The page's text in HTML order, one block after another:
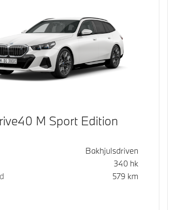
M Sport Edition
Bakhjulsdriven
340 hk
579 km